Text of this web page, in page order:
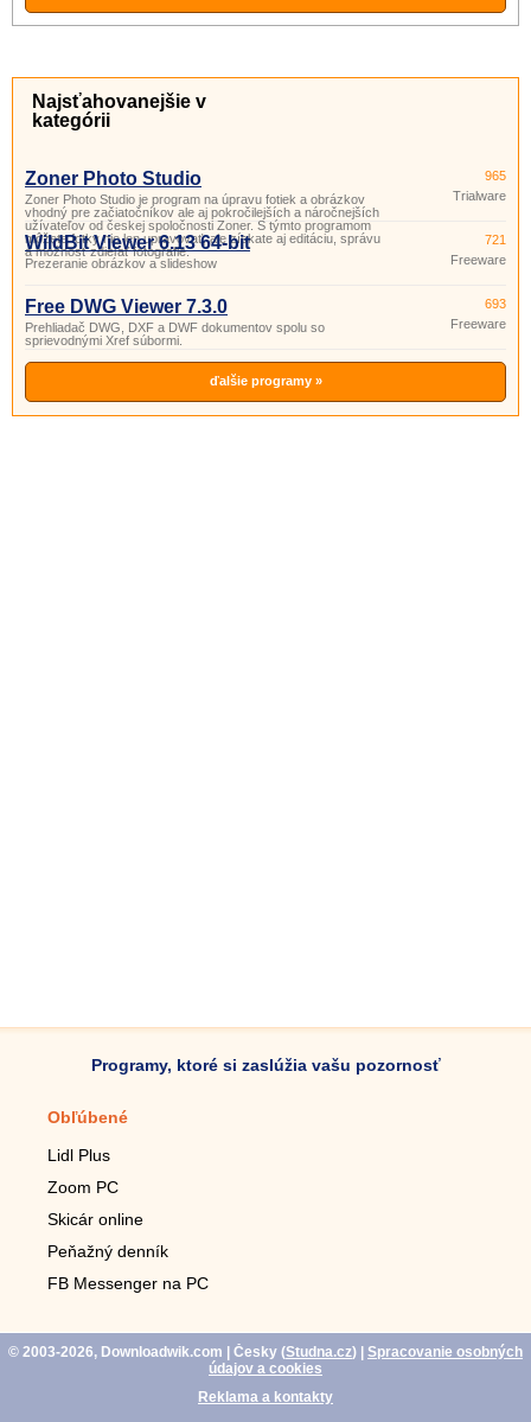
Najsťahovanejšie v
kategórii
Zoner Photo Studio
Zoner Photo Studio je program na úpravu fotiek a obrázkov
vhodný pre začiatočníkov ale aj pokročilejších a náročnejších
užívateľov od českej spoločnosti Zoner. S týmto programom
môžete fotky nie len upravovať, ale získate aj editáciu, správu
a možnosť zdieľať fotografie.
965
Trialware
WildBit Viewer 6.13 64-bit
Prezeranie obrázkov a slideshow
721
Freeware
Free DWG Viewer 7.3.0
Prehliadač DWG, DXF a DWF dokumentov spolu so
sprievodnými Xref súbormi.
693
Freeware
ďalšie programy »
Programy, ktoré si zaslúžia vašu pozornosť
Obľúbené
Lidl Plus
Zoom PC
Skicár online
Peňažný denník
FB Messenger na PC
© 2003-2026, Downloadwik.com | Česky (Studna.cz)
Spracovanie osobných
údajov a cookies
Reklama a kontakty